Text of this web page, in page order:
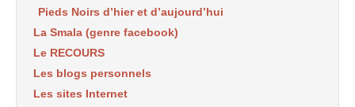
Pieds Noirs d’hier et d’aujourd’hui
La Smala (genre facebook)
Le RECOURS
Les blogs personnels
Les sites Internet